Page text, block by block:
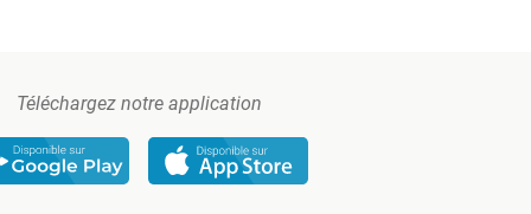
Téléchargez notre application